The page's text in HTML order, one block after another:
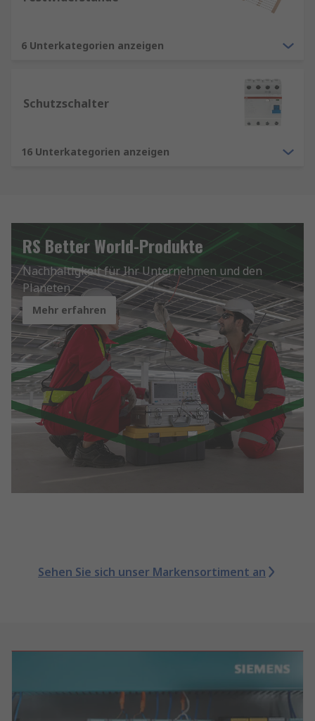
6 Unterkategorien anzeigen
Schutzschalter
16 Unterkategorien anzeigen
RS Better World-Produkte
Nachhaltigkeit für Ihr Unternehmen und den
Planeten
Mehr erfahren
Sehen Sie sich unser Markensortiment an